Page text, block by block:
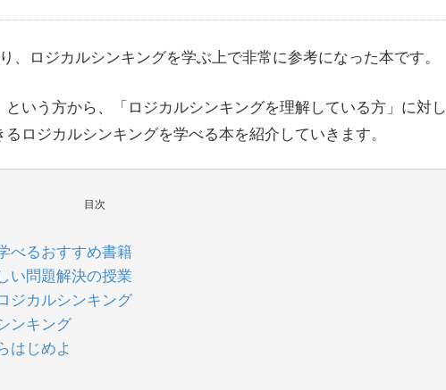
、ロジカルシンキングを学ぶ上で非常に参考になった本です。
いう方から、「ロジカルシンキングを理解している方」に対し
ロジカルシンキングを学べる本を紹介していきます。
目次
べるおすすめ書籍
問題解決の授業
カルシンキング
キング
じめよ